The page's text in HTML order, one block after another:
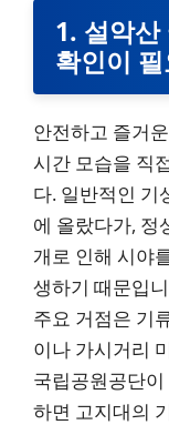
1. 설악산
확인이
안전하고 즐거
시간 모습을 직
다. 일반적인 기
에 올랐다가, 정
개로 인해 시야
생하기 때문입
주요 거점은 기
이나 가시거리
국립공원공단
하면 고지대의